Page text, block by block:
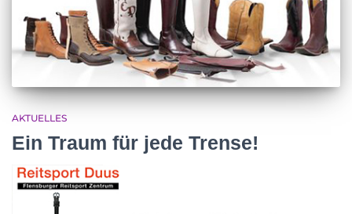
AKTUELLES
Ein Traum für jede Trense!